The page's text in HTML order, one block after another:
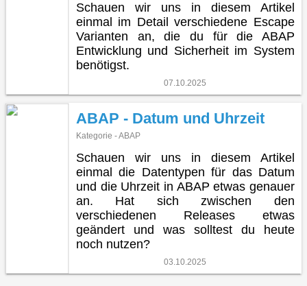
Schauen wir uns in diesem Artikel
einmal im Detail verschiedene Escape
Varianten an, die du für die ABAP
Entwicklung und Sicherheit im System
benötigst.
07.10.2025
ABAP - Datum und Uhrzeit
Kategorie - ABAP
Schauen wir uns in diesem Artikel
einmal die Datentypen für das Datum
und die Uhrzeit in ABAP etwas genauer
an. Hat sich zwischen den
verschiedenen Releases etwas
geändert und was solltest du heute
noch nutzen?
03.10.2025